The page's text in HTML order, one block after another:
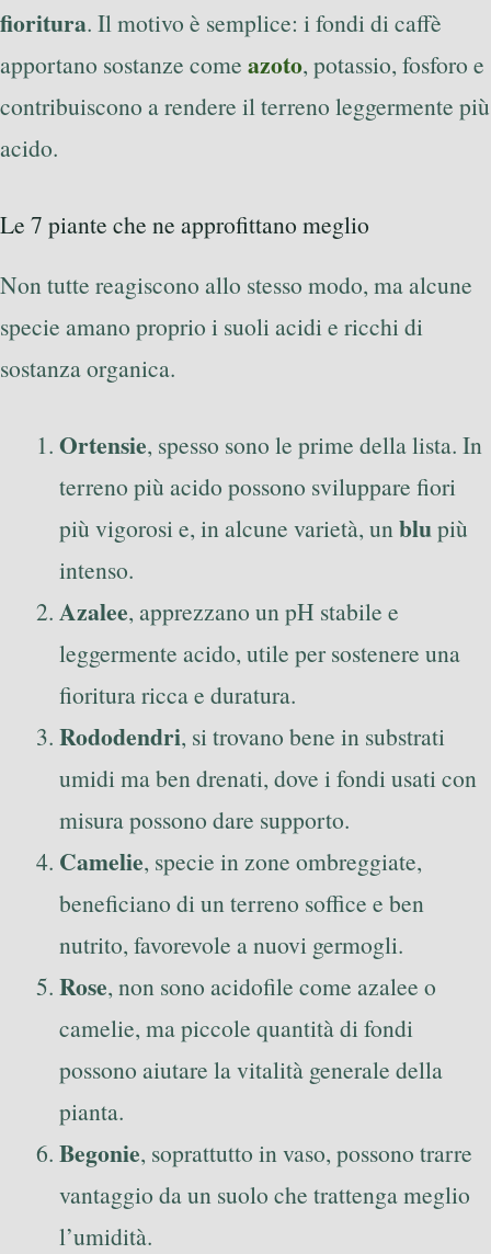
fioritura. Il motivo è semplice: i fondi di caffè
apportano sostanze come azoto, potassio, fosforo e
contribuiscono a rendere il terreno leggermente più
acido.
Le 7 piante che ne approfittano meglio
Non tutte reagiscono allo stesso modo, ma alcune
specie amano proprio i suoli acidi e ricchi di
sostanza organica.
Ortensie, spesso sono le prime della lista. In
terreno più acido possono sviluppare fiori
più vigorosi e, in alcune varietà, unblupiù
intenso.
Azalee, apprezzano un pH stabile e
leggermente acido, utile per sostenere una
fioritura ricca e duratura.
Rododendri, si trovano bene in substrati
umidi ma ben drenati, dove i fondi usati con
misura possono dare supporto.
Camelie, specie in zone ombreggiate,
beneficiano di un terreno soffice e ben
nutrito, favorevole a nuovi germogli.
Rose, non sono acidofile come azalee o
camelie, ma piccole quantità di fondi
possono aiutare la vitalità generale della
pianta.
Begonie, soprattutto in vaso, possono trarre
vantaggio da un suolo che trattenga meglio
l’umidità.